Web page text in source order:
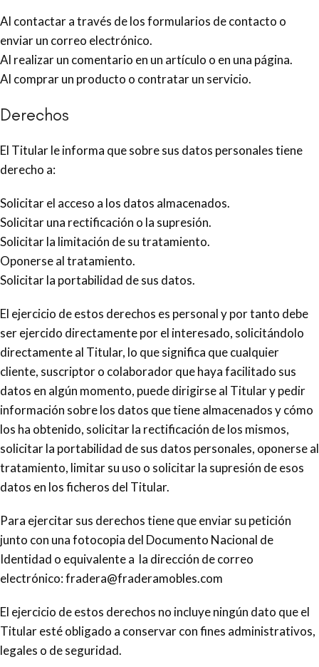
Al contactar a través de los formularios de contacto o
enviar un correo electrónico.
Al realizar un comentario en un artículo o en una página.
Al comprar un producto o contratar un servicio.
Derechos
El Titular le informa que sobre sus datos personales tiene
derecho a:
Solicitar el acceso a los datos almacenados.
Solicitar una rectificación o la supresión.
Solicitar la limitación de su tratamiento.
Oponerse al tratamiento.
Solicitar la portabilidad de sus datos.
El ejercicio de estos derechos es personal y por tanto debe
ser ejercido directamente por el interesado, solicitándolo
directamente al Titular, lo que significa que cualquier
cliente, suscriptor o colaborador que haya facilitado sus
datos en algún momento, puede dirigirse al Titular y pedir
información sobre los datos que tiene almacenados y cómo
los ha obtenido, solicitar la rectificación de los mismos,
solicitar la portabilidad de sus datos personales, oponerse al
tratamiento, limitar su uso o solicitar la supresión de esos
datos en los ficheros del Titular.
Para ejercitar sus derechos tiene que enviar su petición
junto con una fotocopia del Documento Nacional de
Identidad o equivalente a la dirección de correo
electrónico: fradera@fraderamobles.com
El ejercicio de estos derechos no incluye ningún dato que el
Titular esté obligado a conservar con fines administrativos,
legales o de seguridad.